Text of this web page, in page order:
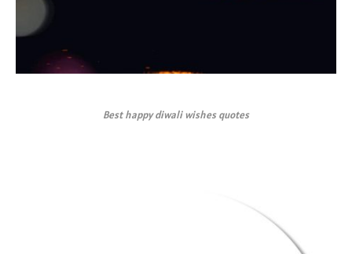
Best happy diwali wishes quotes